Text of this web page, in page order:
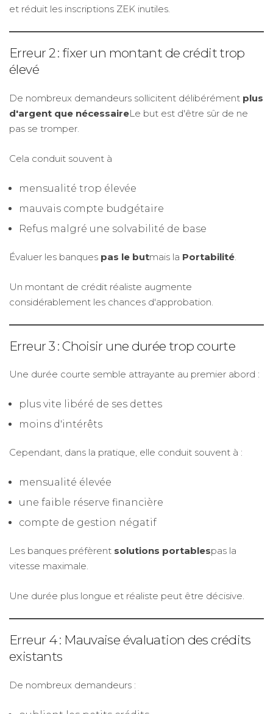
et réduit les inscriptions ZEK inutiles.
Erreur 2 : fixer un montant de crédit trop
élevé
De nombreux demandeurs sollicitent délibérément plus
d'argent que nécessaireLe but est d'être sûr de ne
pas se tromper.
Cela conduit souvent à
mensualité trop élevée
mauvais compte budgétaire
Refus malgré une solvabilité de base
Évaluer les banques pas le butmais la Portabilité
Un montant de crédit réaliste augmente
considérablement les chances d'approbation.
Erreur 3 : Choisir une durée trop courte
Une durée courte semble attrayante au premier abord :
plus vite libéré de ses dettes
moins d'intérêts
Cependant, dans la pratique, elle conduit souvent à :
mensualité élevée
une faible réserve financière
compte de gestion négatif
Les banques préfèrent solutions portablespas la
vitesse maximale.
Une durée plus longue et réaliste peut être décisive.
Erreur 4 : Mauvaise évaluation des crédits
existants
De nombreux demandeurs :